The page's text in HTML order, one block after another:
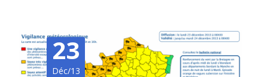
23
Déc/13